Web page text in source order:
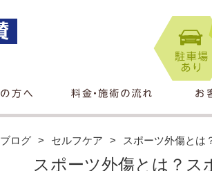
ブログ セルフケア スポーツ外傷とは
スポーツ外傷とは？ス